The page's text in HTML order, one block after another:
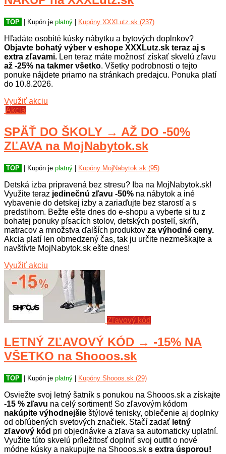
TOP | Kupón je platný Kupóny XXXLutz.sk (237)
Hľadáte osobité kúsky nábytku a bytových doplnkov?
Objavte bohatý výber v eshope XXXLutz.sk teraz aj s
extra zľavami. Len teraz máte možnosť získať skvelú zľavu
až -25% na takmer všetko. Všetky podrobnosti o tejto
ponuke nájdete priamo na stránkach predajcu. Ponuka platí
do 10.8.2026.
Využiť akciu
Akcia
SPÄŤ DO ŠKOLY → AŽ DO -50%
ZĽAVA na MojNabytok.sk
TOP | Kupón je platný | Kupóny MojNabytok.sk (95)
Detská izba pripravená bez stresu? Iba na MojNabytok.sk!
Využite teraz jedinečnú zľavu -50% na nábytok a iné
vybavenie do detskej izby a zariaďujte bez starostí a s
predstihom. Bežte ešte dnes do e-shopu a vyberte si tu z
bohatej ponuky písacích stolov, detských postelí, skríň,
matracov a množstva ďalších produktov za výhodné ceny.
Akcia platí len obmedzený čas, tak ju určite nezmeškajte a
navštívte MojNabytok.sk ešte dnes!
Využiť akciu
Zľavový kód
LETNÝ ZĽAVOVÝ KÓD → -15% NA
VŠETKO na Shooos.sk
TOP | Kupón je platný | Kupóny Shooos.sk (29)
Osviežte svoj letný šatník s ponukou na Shooos.sk a získajte
-15 % zľavu na celý sortiment! So zľavovým kódom
nakúpite výhodnejšie štýlové tenisky, oblečenie aj doplnky
od obľúbených svetových značiek. Stačí zadať letný
zľavový kód pri objednávke a zľava sa automaticky uplatní.
Využite túto skvelú príležitosť doplniť svoj outfit o nové
módne kúsky a nakupujte na Shooos.sk s extra úsporou!